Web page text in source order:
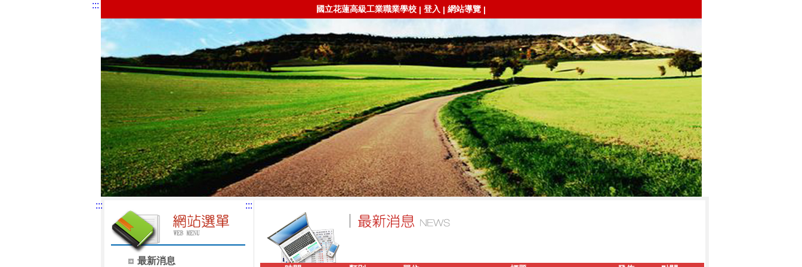
::: 國立花蓮高級工業職業學校 | 登入 | 網站導覽 |
:::
最新消息
:::